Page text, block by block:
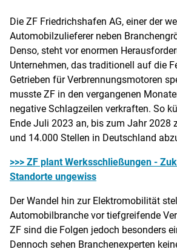
Die ZF Friedrichshafen AG, einer der
Automobilzulieferer neben
Denso, steht vor enormen
Unternehmen, das traditionell auf die
Getrieben für Verbrennungsmotoren
musste ZF in den vergangenen
negative Schlagzeilen verkraften. So
Ende Juli 2023 an, bis zum Jahr 2028
und 14.000 Stellen in Deutschland
>>> ZF plant Werksschließungen -
Standorte ungewiss
Der Wandel hin zur Elektromobilität
Automobilbranche vor tiefgreifende
ZF sind die Folgen jedoch besonders
Dennoch sehen Branchenexperten